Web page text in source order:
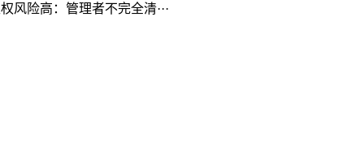
险高：管理者不完全清···